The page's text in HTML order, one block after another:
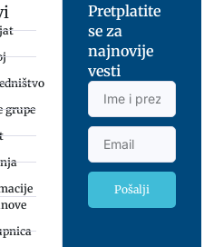
grupe
Pretplatite
se za
najnovije
vesti
Pošalji